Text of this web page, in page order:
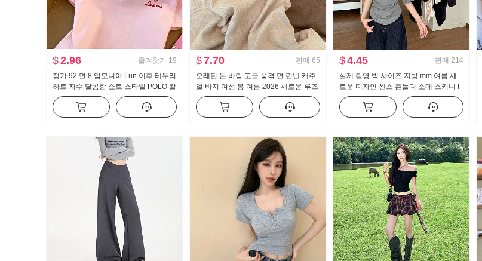
$2.96 즐겨찾기 19
정가 92 면 8 암모니아 Lun 이후 테두리
하트 자수 달콤함 쇼트 스타일 POLO 칼
라 티셔츠 몸매 가꾸기 작은 키 트렌디
$7.70 판매 65
오래된 돈 바람 고급 품격 면 린넨 캐주
얼 바지 여성 봄 여름 2026 새로운 루즈
핏 슬림해 보이는 얇고 가벼운 스트레이
트 팬츠
$4.45 판매 214
실제 촬영 빅 사이즈 지방 mm 여름 새
로운 디자인 센스 흔들다 소매 스키니 t
캐주얼 슬림해 보이는 몸매 가꾸기 만나
는 맨위